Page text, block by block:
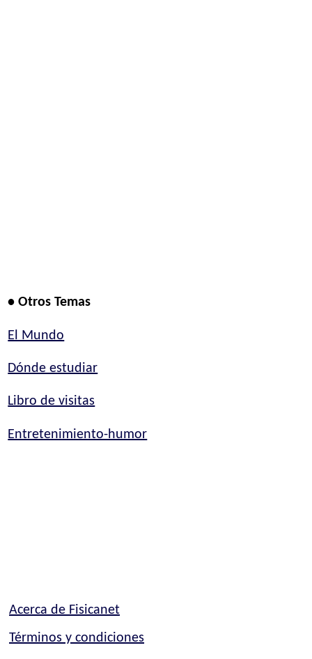
• Otros Temas
El Mundo
Dónde estudiar
Libro de visitas
Entretenimiento-humor
Acerca de Fisicanet
Términos y condiciones